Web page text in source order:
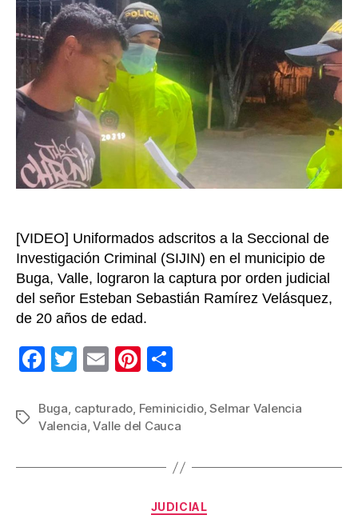
de
fue
a
la
cárcel
alias
[VIDEO] Uniformados adscritos a la Seccional de
Investigación Criminal (SIJIN) en el municipio de
Buga, Valle, lograron la captura por orden judicial
del señor Esteban Sebastián Ramírez Velásquez,
de 20 años de edad.
F
c
e
b
T
tt
er
E
ail
Pi
er
e
st
m
p
ar
Etiquetas
Buga, capturado, Feminicidio,Selmar Valencia
Valencia,Valle del Cauca
Categorías
JUDICIAL